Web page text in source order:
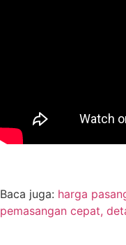
Baca juga: harga
pemasangan cepat,